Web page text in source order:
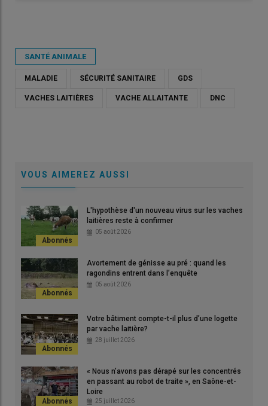
Face à la DNC, l'Italie et la France appliquent la même stratégie
de gestion : dépeuplement de l'ensemble des animaux des
foyers confirmés, vaccination rapide et massive, restriction des
transports d'animaux au sein de la zone réglementée.
© Michael Patching
Depuis le début de l’épizootie de dermatose nodulaire
contagieuse (DNC), des voix s’élèvent contre l’abattage total
des lots d’animaux dont au moins un individu est détecté
positif à la maladie. Parmi elles, la Confédération Paysanne et
la Coordination Rurale demandent la suspension de cette
mesure, qu’elles remplaceraient par un abattage sélectif,
touchant seulement les animaux malades.
SANTÉ ANIMALE
MALADIE SÉCURITÉ SANITAIRE GDS
VACHES LAITIÈRES VACHE ALLAITANTE DNC
VOUS AIMEREZ AUSSI
L'hypothèse d'un nouveau virus sur les vaches
laitières reste à confirmer
05 août 2026
Avortement de génisse au pré : quand les
ragondins entrent dans l’enquête
05 août 2026
Votre bâtiment compte-t-il plus d’une logette
par vache laitière?
28 juillet 2026
« Nous n’avons pas dérapé sur les concentrés
en passant au robot de traite », en Saône-et-
Loire
25 juillet 2026